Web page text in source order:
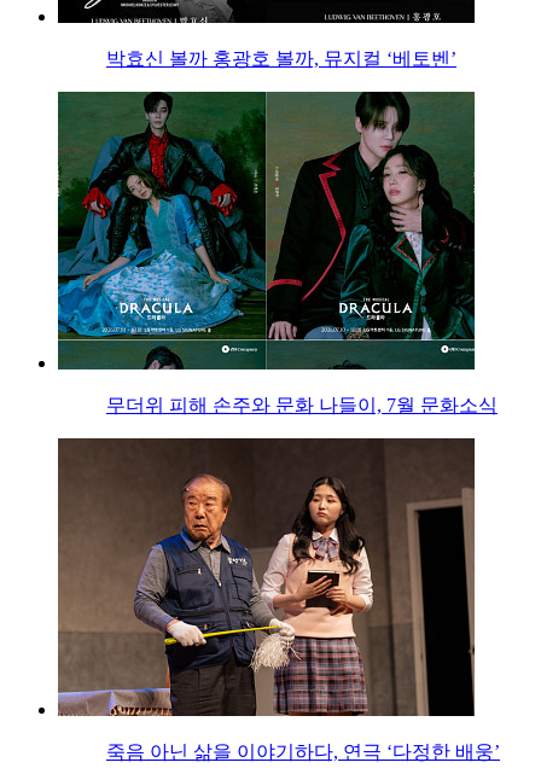
박효신 볼까 홍광호 볼까, 뮤지컬 ‘베토벤’
무더위 피해 손주와 문화 나들이, 7월 문화소식
죽음 아닌 삶을 이야기하다, 연극 ‘다정한 배웅’